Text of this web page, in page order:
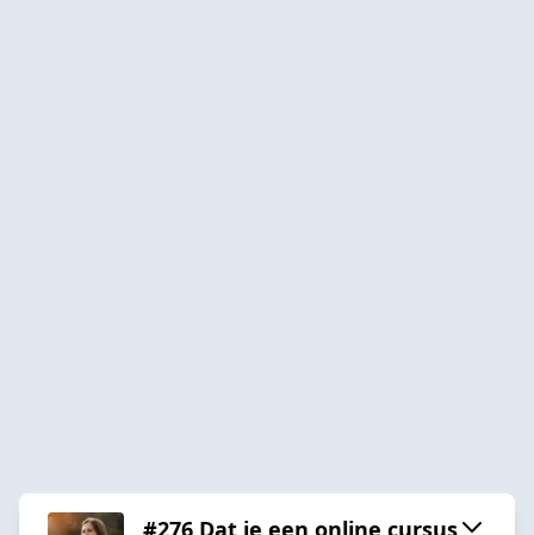
#276 Dat je een online cursus